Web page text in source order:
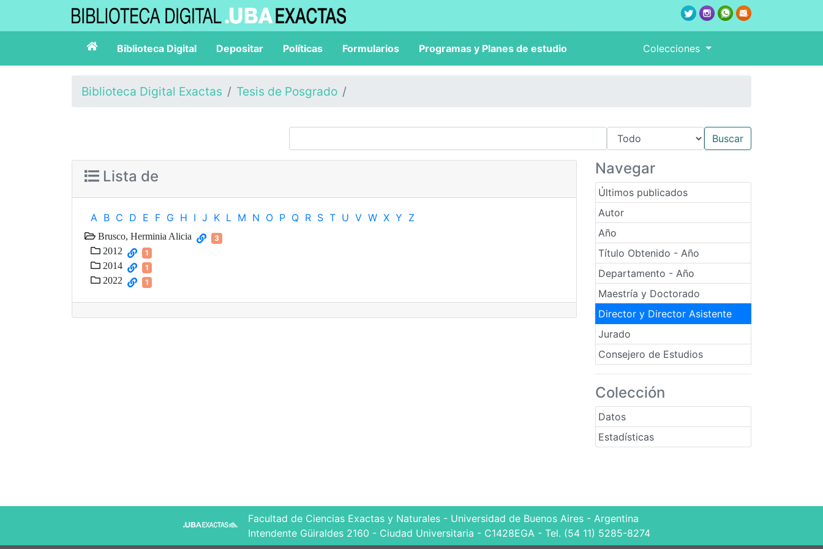
Biblioteca Digital Depositar Políticas Formularios Programas y Planes de estudio Colecciones
Biblioteca Digital Exactas Tesis de Posgrado
Navegar
Últimos publicados
Autor
Año
Título Obtenido - Año
Departamento - Año
Maestría y Doctorado
Director y Director Asistente
Jurado
Consejero de Estudios
Colección
Datos
Estadísticas
Lista de
A B C D E F G H I J K L M N O P Q R S T U V W X Y Z
Brusco, Herminia Alicia 3
2012 1
2014 1
2022 1
Facultad de Ciencias Exactas y Naturales - Universidad de Buenos Aires - Argentina
Intendente Güiraldes 2160 - Ciudad Universitaria - C1428EGA - Tel. (54 11) 5285-8274